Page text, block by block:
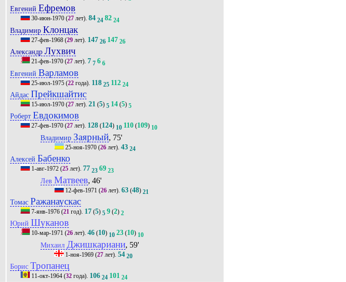
ЕвгенийЕфремов
30-июн-1970 (27 лет).84 24 82 24
Владимир Клонцак
27-фев-1968 (29 лет). 147 26 147 26
АлександрЛухвич
21-фев-1970 (27 лет).7 7 6 6
Евгений Варламов
25-июл-1975 (22 года). 118 25 112 24
Айдас Прейкшайтис
15-июл-1970 (27 лет).21 (5) 5 14 (5) 5
РобертЕвдокимов
27-фев-1970 (27 лет). 128 (124) 10 110 (109) 10
Владимир Заярный, 75'
25-ноя-1970(26лет). 43 24
Алексей Бабенко
1-авг-1972 (25 лет).77 23 69 23
Лев Матвеев, 46'
12-фев-1971 (26лет). 63(48) 21
Томас Ражанаускас
7-янв-1976 (21 год). 17 (5) 5 9 (2) 2
ЮрийШуканов
10-мар-1971 (26 лет).46 (10) 10 23 (10) 10
Михаил Джишкариани, 59'
1-ноя-1969(27лет). 54 20
БорисТропанец
11-окт-1964 (32 года). 106 24 101 24